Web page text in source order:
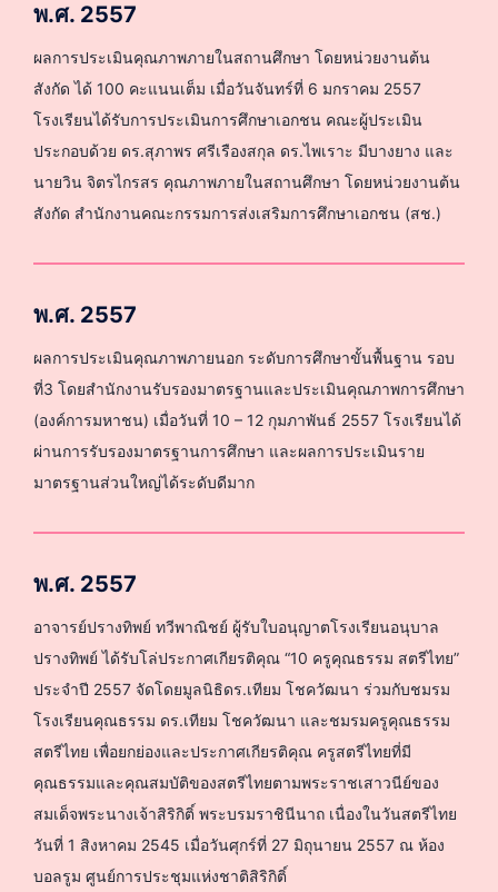
พ.ศ. 2557
ผลการประเมินคุณภาพภายในสถานศึกษา โดยหน่วยงานต้น
สังกัด ได้ 100 คะแนนเต็ม เมื่อวันจันทร์ที่ 6 มกราคม 2557
โรงเรียนได้รับการประเมินการศึกษาเอกชน คณะผู้ประเมิน
ประกอบด้วย ดร.สุภาพร ศรีเรืองสกุล ดร.ไพเราะ มีบางยาง และ
นายวิน จิตรไกรสร คุณภาพภายในสถานศึกษา โดยหน่วยงานต้น
สังกัด สำนักงานคณะกรรมการส่งเสริมการศึกษาเอกชน (สช.)
พ.ศ. 2557
ผลการประเมินคุณภาพภายนอก ระดับการศึกษาขั้นพื้นฐาน รอบ
ที่3 โดยสำนักงานรับรองมาตรฐานและประเมินคุณภาพการศึกษา
(องค์การมหาชน) เมื่อวันที่ 10 – 12 กุมภาพันธ์ 2557 โรงเรียนได้
ผ่านการรับรองมาตรฐานการศึกษา และผลการประเมินราย
มาตรฐานส่วนใหญ่ได้ระดับดีมาก
พ.ศ. 2557
อาจารย์ปรางทิพย์ ทวีพาณิชย์ ผู้รับใบอนุญาตโรงเรียนอนุบาล
ปรางทิพย์ ได้รับโล่ประกาศเกียรติคุณ “10 ครูคุณธรรม สตรีไทย”
ประจำปี 2557 จัดโดยมูลนิธิดร.เทียม โชควัฒนา ร่วมกับชมรม
โรงเรียนคุณธรรม ดร.เทียม โชควัฒนา และชมรมครูคุณธรรม
สตรีไทย เพื่อยกย่องและประกาศเกียรติคุณ ครูสตรีไทยที่มี
คุณธรรมและคุณสมบัติของสตรีไทยตามพระราชเสาวนีย์ของ
สมเด็จพระนางเจ้าสิริกิติ์ พระบรมราชินีนาถ เนื่องในวันสตรีไทย
วันที่ 1 สิงหาคม 2545 เมื่อวันศุกร์ที่ 27 มิถุนายน 2557 ณ ห้อง
บอลรูม ศูนย์การประชุมแห่งชาติสิริกิติ์